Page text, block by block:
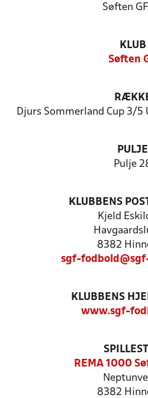
Søften
KLUB
Søften
Djurs Sommerland Cup 3/
PULJE
Pulje
KLUBBENS
Kjeld
8382
sgf-
KLUBBENS
www.sgf-
REMA 1000
8382